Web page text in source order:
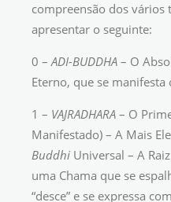
compreensão dos
apresentar o seguinte:
0 –ADI-BUDDHA – O
Eterno, que se
1 – VAJRADHARA – O
Manifestado) – A Mais
Buddhi Universal – A
uma Chama que se
“desce” e se expressa